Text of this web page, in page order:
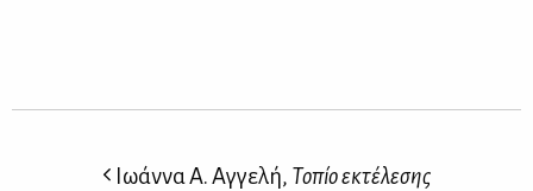
Ιωάννα Α. Αγγελή, Τοπίο εκτέλεσης